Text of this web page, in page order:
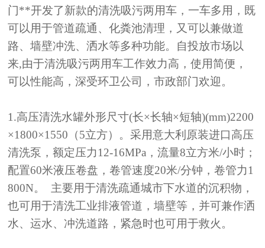
门**开发了新款的清洗吸污两用车，一车多用，既
可以用于管道疏通、化粪池清理，又可以兼做道
路、墙壁冲洗、洒水等多种功能。自投放市场以
来,由于清洗吸污两用车工作效力高，使用简便，
可以性能高，深受环卫公司，市政部门欢迎。
1.高压清洗水罐外形尺寸(长×长轴×短轴)(mm)2200
×1800×1550（5立方）。采用意大利原装进口高压
清洗泵，额定压力12-16MPa，流量8立方米/小时；
配置60米液压卷盘，卷管速度20米/分钟，卷管力1
800N。 主要用于清洗疏通城市下水道的沉积物，
也可用于清洗工业排液管道，墙壁等，并可兼作洒
水、运水、冲洗道路，紧急时也可用于救火。